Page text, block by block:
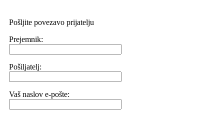
Pošljite povezavo prijatelju
Prejemnik:
Pošiljatelj:
Vaš naslov e-pošte: